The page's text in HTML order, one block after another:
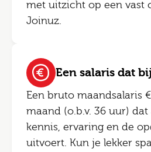
met uitzicht op een vast
Joinuz.
Een salaris dat
Een bruto maandsalaris
maand (o.b.v. 36 uur)
kennis, ervaring en de
uitvoert. Kun je lekker